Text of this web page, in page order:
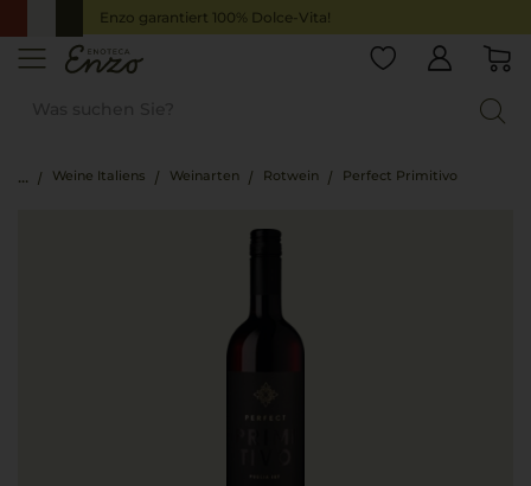
Enzo garantiert 100% Dolce-Vita!
Weine Italiens Weinarten Rotwein Perfect Primitivo